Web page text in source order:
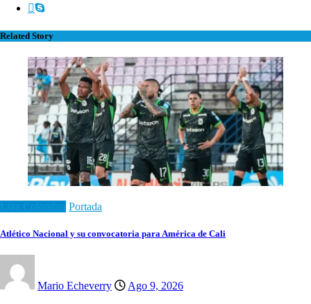
Related Story
Portada
Atlético Nacional y su convocatoria para América de Cali
Mario Echeverry Ago 9, 2026